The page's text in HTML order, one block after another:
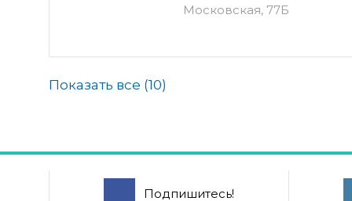
Московская, 77Б
Показать все (10)
Подпишитесь!